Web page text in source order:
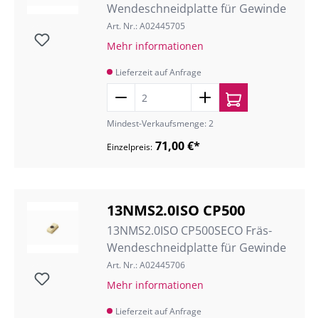
Wendeschneidplatte für Gewinde
Art. Nr.: A02445705
Mehr informationen
Lieferzeit auf Anfrage
Mindest-Verkaufsmenge: 2
Einzelpreis: 71,00 €*
13NMS2.0ISO CP500
13NMS2.0ISO CP500SECO Fräs-
Wendeschneidplatte für Gewinde
Art. Nr.: A02445706
Mehr informationen
Lieferzeit auf Anfrage